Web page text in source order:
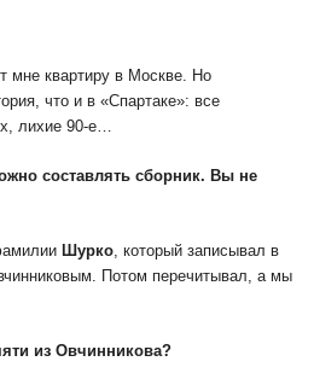
мне квартиру в Москве. Но
что и в «Спартаке»: все
лихие 90-е…
составлять сборник. Вы не
Шурко , который записывал в
Потом перечитывал, а мы
из Овчинникова?